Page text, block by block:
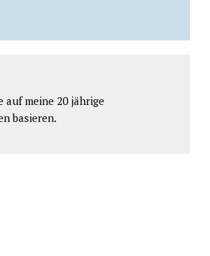
auf meine 20 jährige
basieren.